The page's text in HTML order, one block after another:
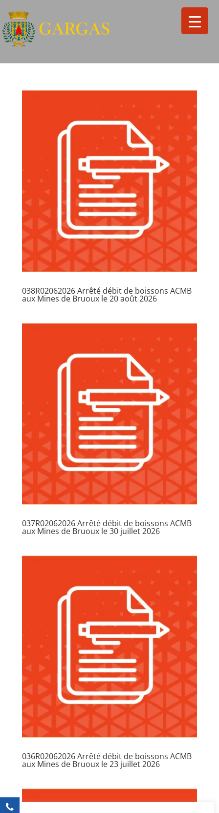
Search
for:
Search Button
038R02062026 Arrêté débit de boissons ACMB
aux Mines de Bruoux le 20 août 2026
037R02062026 Arrêté débit de boissons ACMB
aux Mines de Bruoux le 30 juillet 2026
036R02062026 Arrêté débit de boissons ACMB
aux Mines de Bruoux le 23 juillet 2026